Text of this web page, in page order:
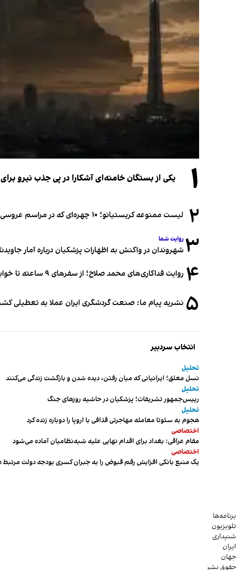
۱ یکی از بستگان خامنه‌ای آشکارا در پی جذب نیرو
۲ لیست ممنوعه کریستیانو؛ ۱۰ چهره‌ای که در مراسم عروسی رونالدو و جورجینا جایی ندارند
۳ روایت شما
شهروندان در واکنش به اظهارات پزشکیان درباره آمار
۴ روایت فداکاری‌های محمد صلاح؛ از سفرهای ۹ ساعته تا خوابیدن زیر آسمان قاهره
۵ نشریه پیام ما: صنعت گردشگری ایران عملا به تعطیلی
انتخاب سردبیر
تحلیل
نسل معلق؛ ایرانیانی که میان رفتن، دیده شدن و بازگشت زندگی می‌کنند
تحلیل
رییس‌جمهور تشریفات؛ پزشکیان در حاشیه روزهای جنگ
تحلیل
هجوم به سئوتا معامله مهاجرتی قذافی با اروپا را دوباره زنده کرد
اختصاصی
مقام عراقی: بغداد برای اقدام نهایی علیه شبه‌نظامیان آماده می‌شود
اختصاصی
یک منبع بانکی افزایش رقم قبوض را به جبران کسری بودجه دولت
برنامه‌ها
تلویزیون
شنیداری
ایران
جهان
حقوق بشر